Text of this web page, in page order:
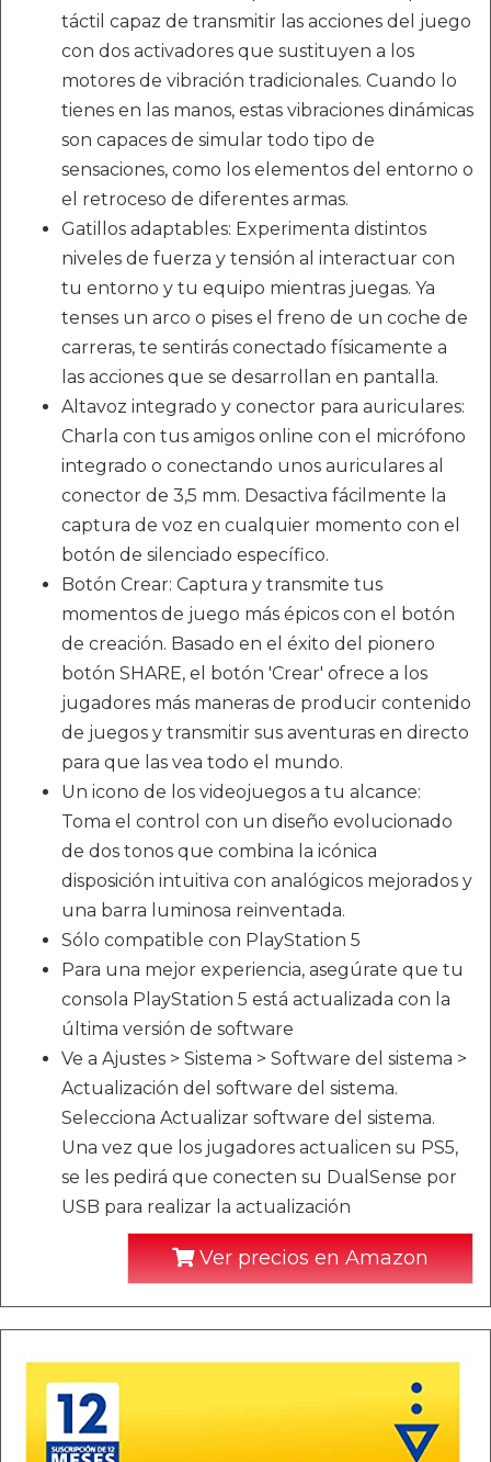
táctil capaz de transmitir las acciones del juego
con dos activadores que sustituyen a los
motores de vibración tradicionales. Cuando lo
tienes en las manos, estas vibraciones dinámicas
son capaces de simular todo tipo de
sensaciones, como los elementos del entorno o
el retroceso de diferentes armas.
Gatillos adaptables: Experimenta distintos
niveles de fuerza y tensión al interactuar con
tu entorno y tu equipo mientras juegas. Ya
tenses un arco o pises el freno de un coche de
carreras, te sentirás conectado físicamente a
las acciones que se desarrollan en pantalla.
Altavoz integrado y conector para auriculares:
Charla con tus amigos online con el micrófono
integrado o conectando unos auriculares al
conector de 3,5 mm. Desactiva fácilmente la
captura de voz en cualquier momento con el
botón de silenciado específico.
Botón Crear: Captura y transmite tus
momentos de juego más épicos con el botón
de creación. Basado en el éxito del pionero
botón SHARE, el botón 'Crear' ofrece a los
jugadores más maneras de producir contenido
de juegos y transmitir sus aventuras en directo
para que las vea todo el mundo.
Un icono de los videojuegos a tu alcance:
Toma el control con un diseño evolucionado
de dos tonos que combina la icónica
disposición intuitiva con analógicos mejorados y
una barra luminosa reinventada.
Sólo compatible con PlayStation 5
Para una mejor experiencia, asegúrate que tu
consola PlayStation 5 está actualizada con la
última versión de software
Ve a Ajustes > Sistema > Software del sistema >
Actualización del software del sistema.
Selecciona Actualizar software del sistema.
Una vez que los jugadores actualicen su PS5,
se les pedirá que conecten su DualSense por
USB para realizar la actualización
Ver precios en Amazon